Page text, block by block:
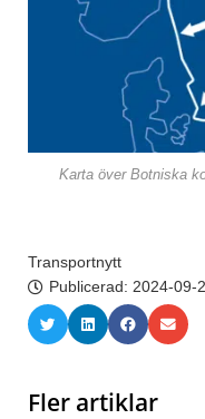
Karta över Botniska
Transportnytt
Publicerad: 2024-09-
Fler artiklar